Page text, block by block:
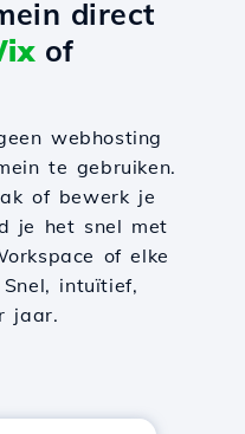
direct
of
webhosting
te gebruiken.
of bewerk je
je het snel met
of elke
intuïtief,
jaar.